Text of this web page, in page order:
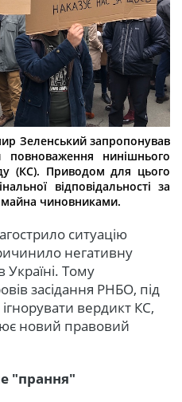
Зеленський запропонував
повноваження нинішнього
(КС). Приводом для цього
відповідальності за
майна чиновниками.
ситуацію
негативну
Україні. Тому
засідання РНБО, під
вердикт КС,
новий правовий
"прання"